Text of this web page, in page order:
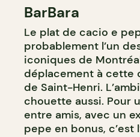
CAFÉ
BAR À VIN
BAR À COCKTAIL
BarBara
Le plat de cacio e
probablement l’un
iconiques de
déplacement à cette
de Saint-Henri.
chouette aussi. Pour
entre amis, avec un
pepe en bonus, c’est